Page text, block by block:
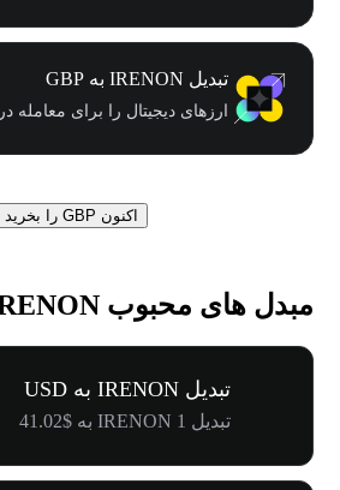
تبدیل IRENON به GBP
ارزهای دیجیتال را برای معامله در LBank انتخاب کنید.
اکنون GBP را بخرید
مبدل های محبوب IRENON
تبدیل IRENON به USD
تبدیل 1 IRENON به $41.02